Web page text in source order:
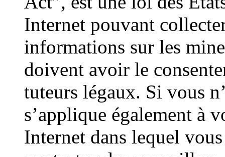
Internet pouvant
informations sur les
doivent avoir le
tuteurs légaux. Si vous
s’applique également à
Internet dans lequel